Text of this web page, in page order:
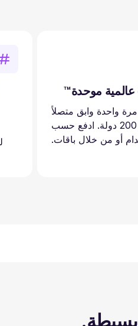
واحدة وابق متصلاً
في أكثر من 200 دولة. ادفع حسب
أو من خلال باقات.